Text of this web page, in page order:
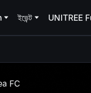
ইভেন্ট UNITREE
FC